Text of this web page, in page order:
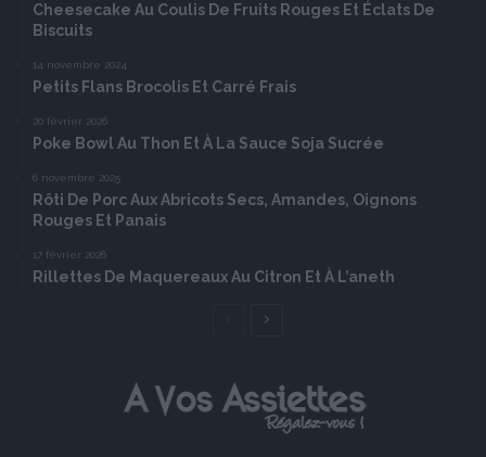
Cheesecake Au Coulis De Fruits Rouges Et Éclats De
Biscuits
14 novembre 2024
Petits Flans Brocolis Et Carré Frais
20 février 2026
Poke Bowl Au Thon Et À La Sauce Soja Sucrée
6 novembre 2025
Rôti De Porc Aux Abricots Secs, Amandes, Oignons
Rouges Et Panais
17 février 2026
Rillettes De Maquereaux Au Citron Et À L’aneth
Page